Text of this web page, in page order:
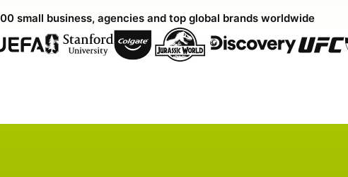
small business, agencies and top global brands worldwide